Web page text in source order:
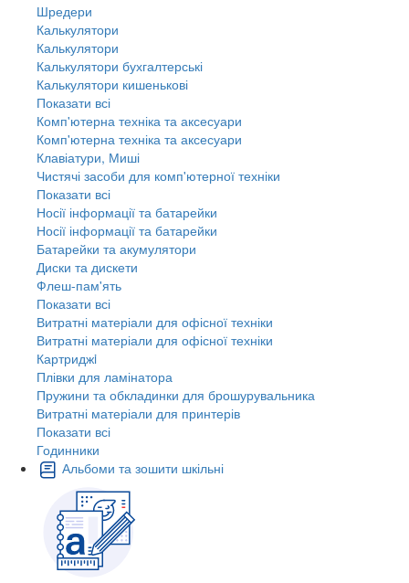
Шредери
Калькулятори
Калькулятори
Калькулятори бухгалтерські
Калькулятори кишенькові
Показати всі
Комп'ютерна техніка та аксесуари
Комп'ютерна техніка та аксесуари
Клавіатури, Миші
Чистячі засоби для комп'ютерної техніки
Показати всі
Носії інформації та батарейки
Носії інформації та батарейки
Батарейки та акумулятори
Диски та дискети
Флеш-пам'ять
Показати всі
Витратні матеріали для офісної техніки
Витратні матеріали для офісної техніки
Картриджi
Плівки для ламінатора
Пружини та обкладинки для брошурувальника
Витратні матеріали для принтерів
Показати всі
Годинники
Альбоми та зошити шкільні